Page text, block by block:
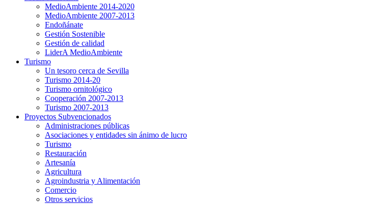
MedioAmbiente 2014-2020
MedioAmbiente 2007-2013
Endoñánate
Gestión Sostenible
Gestión de calidad
LiderA MedioAmbiente
Turismo
Un tesoro cerca de Sevilla
Turismo 2014-20
Turismo ornitológico
Cooperación 2007-2013
Turismo 2007-2013
Proyectos Subvencionados
Administraciones públicas
Asociaciones y entidades sin ánimo de lucro
Turismo
Restauración
Artesanía
Agricultura
Agroindustria y Alimentación
Comercio
Otros servicios